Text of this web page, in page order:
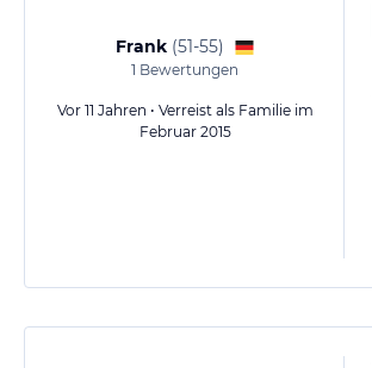
Frank (51-55)
1 Bewertungen
Vor 11 Jahren • Verreist als Familie im
Februar 2015